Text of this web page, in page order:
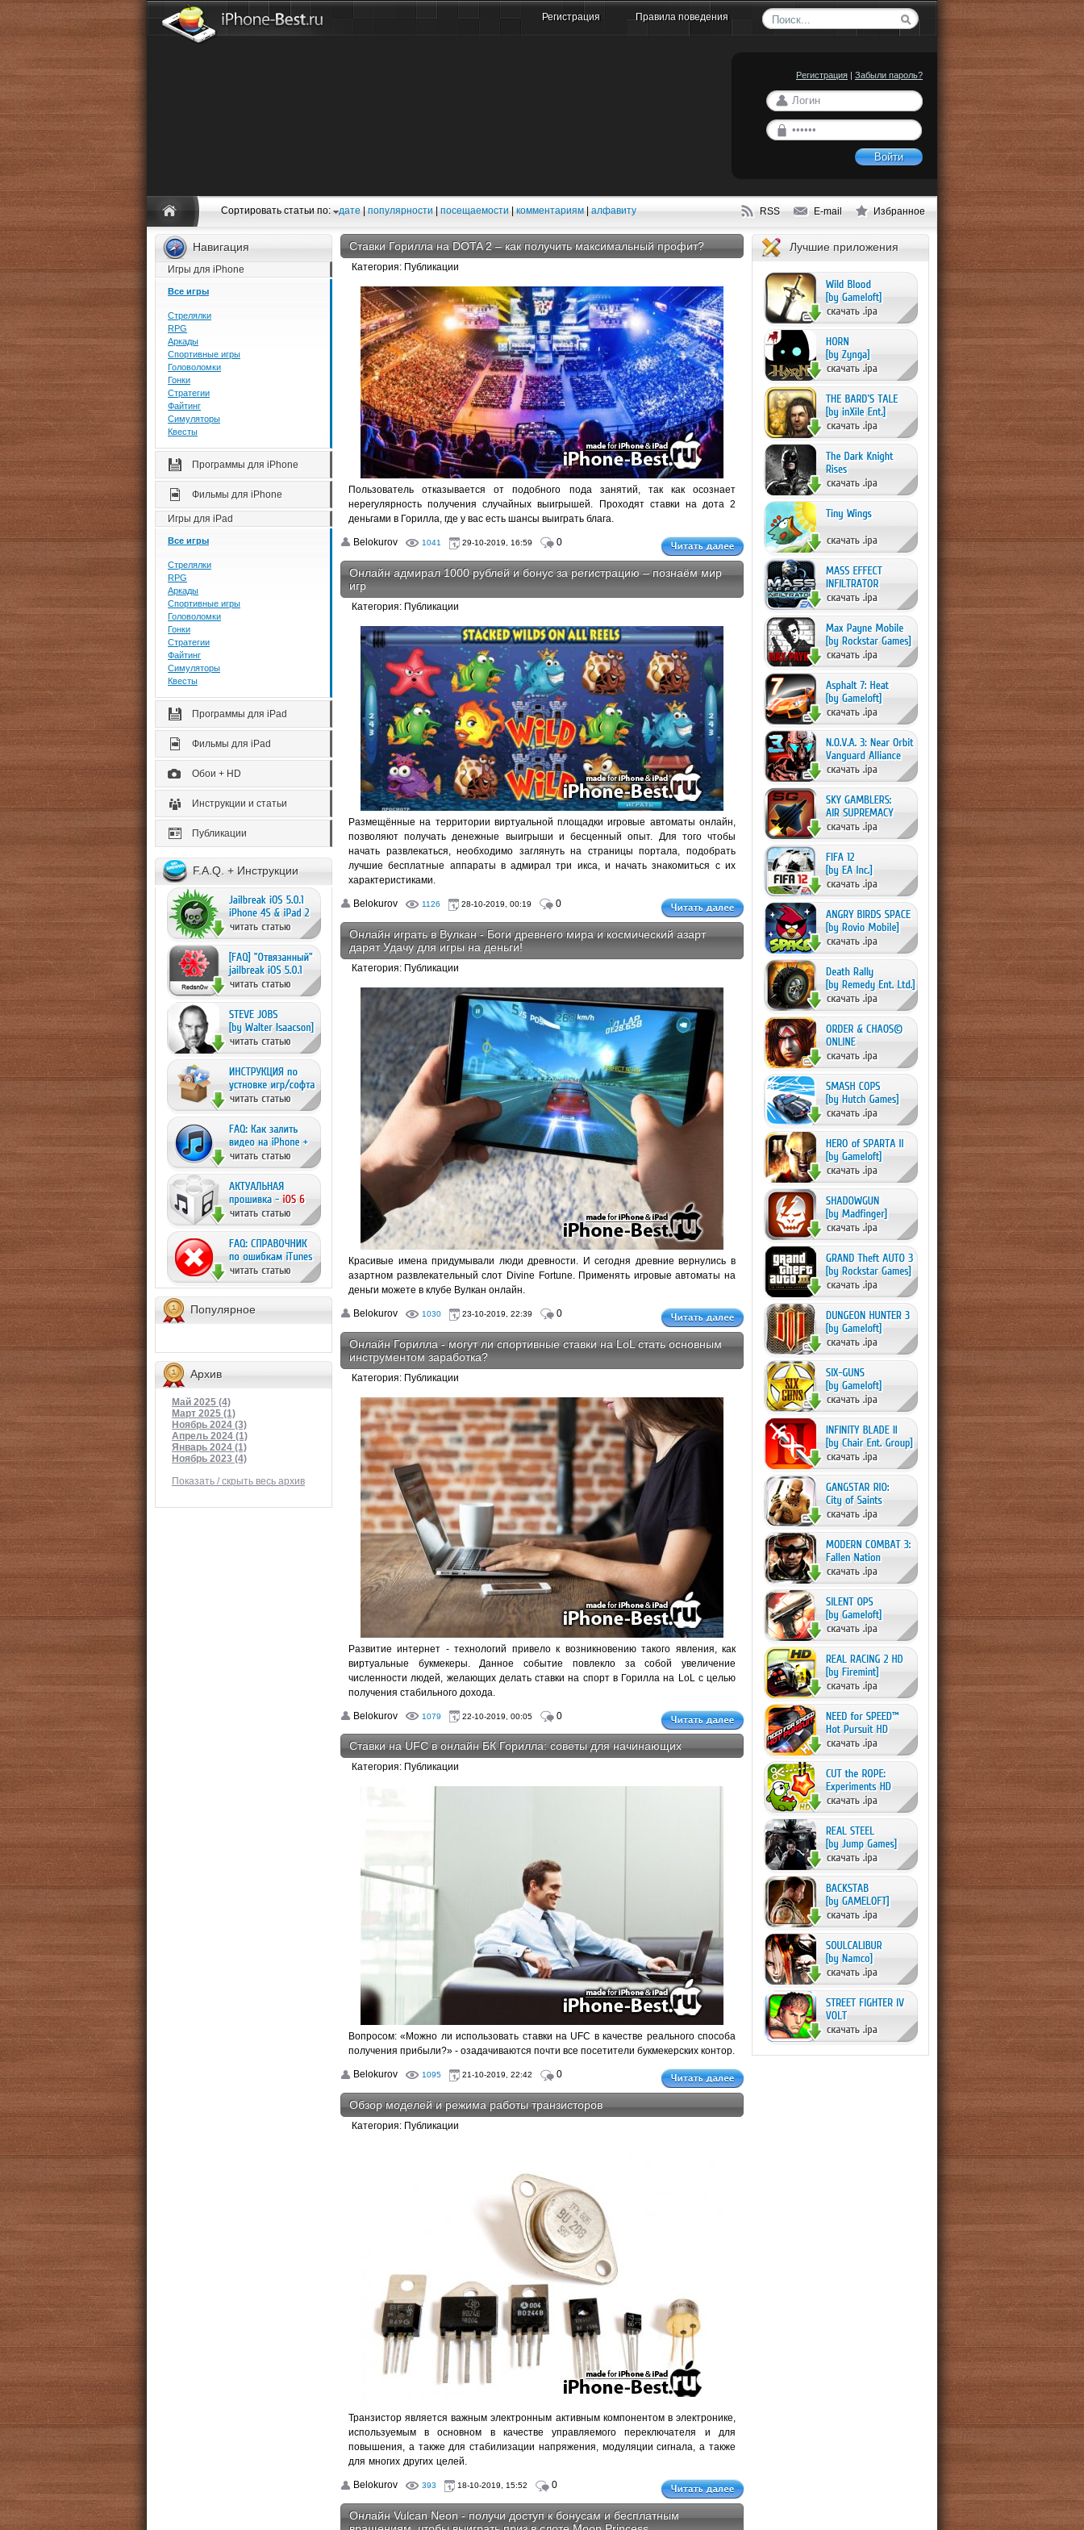
Регистрация Правила поведения
Регистрация | Забыли пароль?
Войти
Сортировать статьи по: дате популярности посещаемости комментариям алфавиту RSS E-mail Избранное
Навигация
Игры для iPhone
Все игры
Стрелялки
RPG
Аркады
Спортивные игры
Головоломки
Гонки
Стратегии
Файтинг
Симуляторы
Квесты
Программы для iPhone
Фильмы для iPhone
Игры для iPad
Все игры
Стрелялки
RPG
Аркады
Спортивные игры
Головоломки
Гонки
Стратегии
Файтинг
Симуляторы
Квесты
Программы для iPad
Фильмы для iPad
Обои + HD
Инструкции и статьи
Публикации
F.A.Q. + Инструкции
Популярное
Архив
Май 2025 (4)
Март 2025 (1)
Ноябрь 2024 (3)
Апрель 2024 (1)
Январь 2024 (1)
Ноябрь 2023 (4)
Показать / скрыть весь архив
Ставки Горилла на DOTA 2 – как получить максимальный профит?
Категория: Публикации
Пользователь отказывается от подобного пода занятий, так как осознает
нерегулярность получения случайных выигрышей. Проходят ставки на дота 2
деньгами в Горилла, где у вас есть шансы выиграть блага.
Belokurov 1041 29-10-2019, 16:59 0
Онлайн адмирал 1000 рублей и бонус за регистрацию – познаём мир
игр
Категория: Публикации
Размещённые на территории виртуальной площадки игровые автоматы онлайн,
позволяют получать денежные выигрыши и бесценный опыт. Для того чтобы
начать развлекаться, необходимо заглянуть на страницы портала, подобрать
лучшие бесплатные аппараты в адмирал три икса, и начать знакомиться с их
характеристиками.
Belokurov 1126 28-10-2019, 00:19 0
Онлайн играть в Вулкан - Боги древнего мира и космический азарт
дарят Удачу для игры на деньги!
Категория: Публикации
Красивые имена придумывали люди древности. И сегодня древние вернулись в
азартном развлекательный слот Divine Fortune. Применять игровые автоматы на
деньги можете в клубе Вулкан онлайн.
Belokurov 1030 23-10-2019, 22:39 0
Онлайн Горилла - могут ли спортивные ставки на LoL стать основным
инструментом заработка?
Категория: Публикации
Развитие интернет - технологий привело к возникновению такого явления, как
виртуальные букмекеры. Данное событие повлекло за собой увеличение
численности людей, желающих делать ставки на спорт в Горилла на LoL с целью
получения стабильного дохода.
Belokurov 1079 22-10-2019, 00:05 0
Ставки на UFC в онлайн БК Горилла: советы для начинающих
Категория: Публикации
Вопросом: «Можно ли использовать ставки на UFC в качестве реального способа
получения прибыли?» - озадачиваются почти все посетители букмекерских контор.
Belokurov 1095 21-10-2019, 22:42 0
Обзор моделей и режима работы транзисторов
Категория: Публикации
Транзистор является важным электронным активным компонентом в электронике,
используемым в основном в качестве управляемого переключателя и для
повышения, а также для стабилизации напряжения, модуляции сигнала, а также
для многих других целей.
Belokurov 393 18-10-2019, 15:52 0
Онлайн Vulcan Neon - получи доступ к бонусам и бесплатным
Лучшие приложения